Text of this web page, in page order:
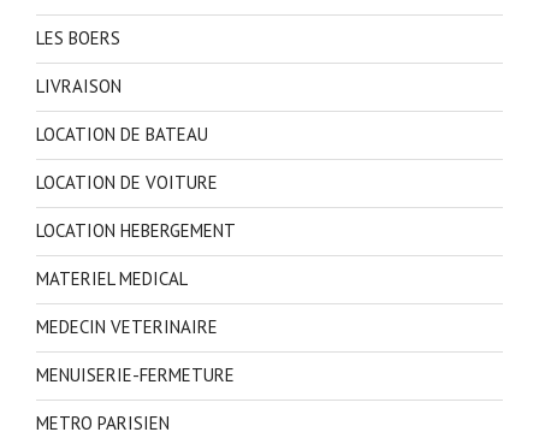
LES BOERS
LIVRAISON
LOCATION DE BATEAU
LOCATION DE VOITURE
LOCATION HEBERGEMENT
MATERIEL MEDICAL
MEDECIN VETERINAIRE
MENUISERIE-FERMETURE
METRO PARISIEN